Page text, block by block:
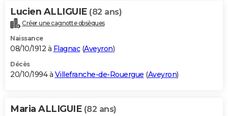
Lucien ALLIGUIE (82 ans)
Créer une cagnotte obsèques
Naissance
08/10/1912 à Flagnac(Aveyron)
Décès
20/10/1994 à Villefranche-de-Rouergue (Aveyron)
Maria ALLIGUIE (82 ans)